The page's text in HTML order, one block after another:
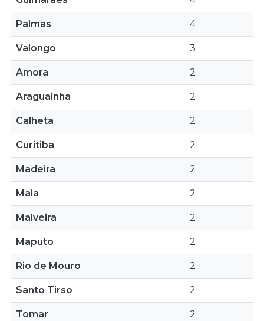
Palmas 4
Valongo 3
Amora 2
Araguainha 2
Calheta 2
Curitiba 2
Madeira 2
Maia 2
Malveira 2
Maputo 2
Rio de Mouro 2
Santo Tirso 2
Tomar 2